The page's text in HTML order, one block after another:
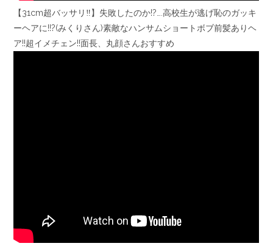
【31cm超バッサリ‼️】失敗したのか!?….高校生が逃げ恥のガッキ
ーヘアに!!?(みくりさん)素敵なハンサムショートボブ前髪ありヘ
ア!!超イメチェン!!面長、丸顔さんおすすめ